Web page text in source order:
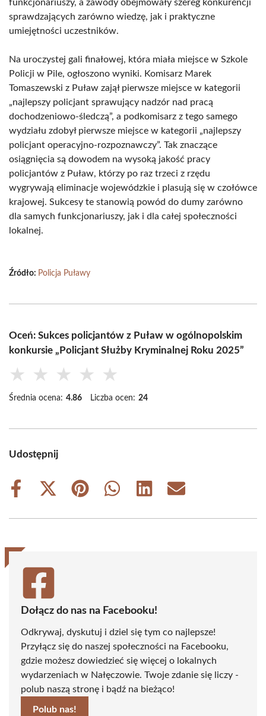
funkcjonariuszy, a zawody obejmowały szereg konkurencji
sprawdzających zarówno wiedzę, jak i praktyczne
umiejętności uczestników.
Na uroczystej gali finałowej, która miała miejsce w Szkole
Policji w Pile, ogłoszono wyniki. Komisarz Marek
Tomaszewski z Puław zajął pierwsze miejsce w kategorii
„najlepszy policjant sprawujący nadzór nad pracą
dochodzeniowo-śledczą”, a podkomisarz z tego samego
wydziału zdobył pierwsze miejsce w kategorii „najlepszy
policjant operacyjno-rozpoznawczy”. Tak znaczące
osiągnięcia są dowodem na wysoką jakość pracy
policjantów z Puław, którzy po raz trzeci z rzędu
wygrywają eliminacje wojewódzkie i plasują się w czołówce
krajowej. Sukcesy te stanowią powód do dumy zarówno
dla samych funkcjonariuszy, jak i dla całej społeczności
lokalnej.
Źródło: Policja Puławy
Oceń: Sukces policjantów z Puław w ogólnopolskim
konkursie „Policjant Służby Kryminalnej Roku 2025”
★ ★ ★ ★ ★
Średnia ocena: 4.86 Liczba ocen: 24
Udostępnij
Share
Share
(Twitter)
Share
Share
Share
Share
Dołącz do nas na Facebooku!
Odkrywaj, dyskutuj i dziel się tym co najlepsze!
Przyłącz się do naszej społeczności na Facebooku,
gdzie możesz dowiedzieć się więcej o lokalnych
wydarzeniach w Nałęczowie. Twoje zdanie się liczy -
polub naszą stronę i bądź na bieżąco!
Polub nas!